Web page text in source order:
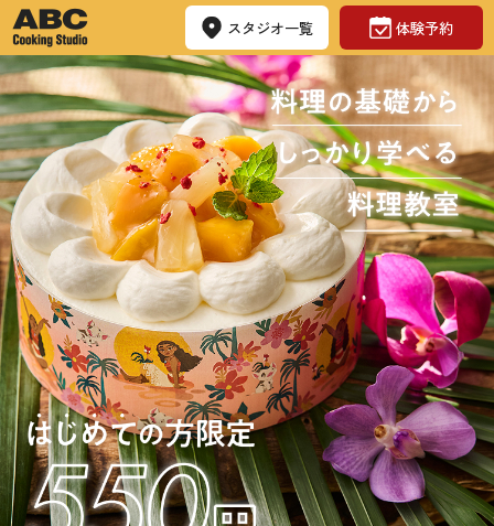
スタジオ一覧 体験予約